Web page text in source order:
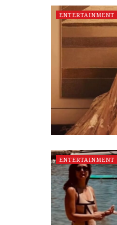
ENTERTAINMENT
ENTERTAINMENT